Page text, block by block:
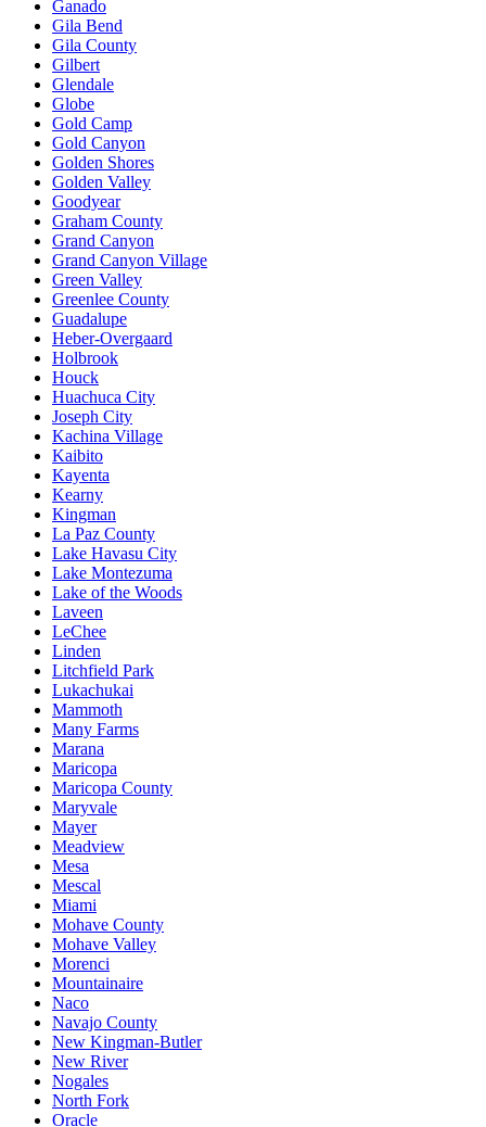
Ganado
Gila Bend
Gila County
Gilbert
Glendale
Globe
Gold Camp
Gold Canyon
Golden Shores
Golden Valley
Goodyear
Graham County
Grand Canyon
Grand Canyon Village
Green Valley
Greenlee County
Guadalupe
Heber-Overgaard
Holbrook
Houck
Huachuca City
Joseph City
Kachina Village
Kaibito
Kayenta
Kearny
Kingman
La Paz County
Lake Havasu City
Lake Montezuma
Lake of the Woods
Laveen
LeChee
Linden
Litchfield Park
Lukachukai
Mammoth
Many Farms
Marana
Maricopa
Maricopa County
Maryvale
Mayer
Meadview
Mesa
Mescal
Miami
Mohave County
Mohave Valley
Morenci
Mountainaire
Naco
Navajo County
New Kingman-Butler
New River
Nogales
North Fork
Oracle